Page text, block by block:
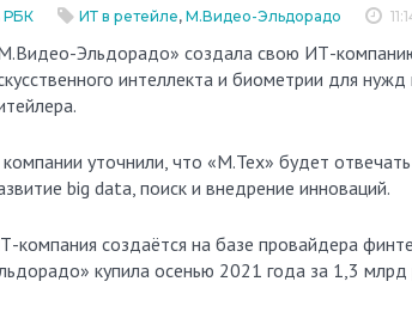
РБК ИТ в ретейле, М.Видео-Эльдорадо
заниматься разработками в области
интеллекта и биометрии для
уточнили, что «М.Тех» будет
big data, поиск и внедрение инноваций.
компания создаётся на базе провайдера
купила осенью 2021 года за 1,3 млрд